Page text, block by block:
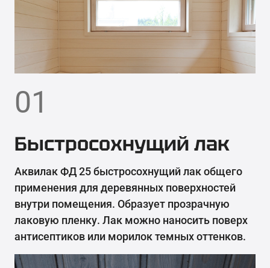
01
Быстросохнущий лак
Аквилак ФД 25 быстросохнущий лак общего
применения для деревянных поверхностей
внутри помещения. Образует прозрачную
лаковую пленку. Лак можно наносить поверх
антисептиков или морилок темных оттенков.